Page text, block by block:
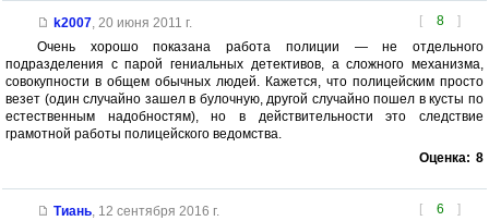
[ 8 ]
k2007, 20 июня 2011 г.
Очень хорошо показана работа полиции — не отдельного
подразделения с парой гениальных детективов, а сложного механизма,
совокупности в общем обычных людей. Кажется, что полицейским просто
везет (один случайно зашел в булочную, другой случайно пошел в кусты по
естественным надобностям), но в действительности это следствие
грамотной работы полицейского ведомства.
Оценка: 8
[ 6 ]
Тиань, 12 сентября 2016 г.